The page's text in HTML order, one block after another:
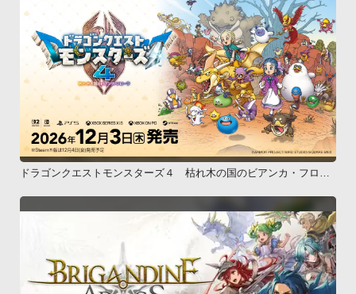
ドラゴンクエストモンスターズ４ 枯れ木の国のビアンカ・フロー